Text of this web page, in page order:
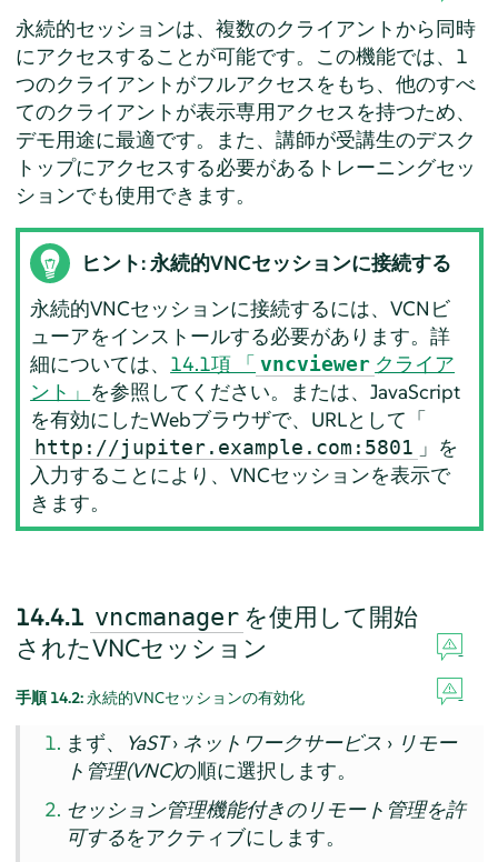
永続的セッションは、複数のクライアントから同時
にアクセスすることが可能です。この機能では、1
つのクライアントがフルアクセスをもち、他のすべ
てのクライアントが表示専用アクセスを持つため、
デモ用途に最適です。また、講師が受講生のデスク
トップにアクセスする必要があるトレーニングセッ
ションでも使用できます。
ヒント: 永続的VNCセッションに接続する
永続的VNCセッションに接続するには、VCNビ
ューアをインストールする必要があります。詳
細については、 14.1項 「 vncviewer クライア
ント」 を参照してください。または、JavaScript
を有効にしたWebブラウザで、URLとして「
http://jupiter.example.com:5801 」を
入力することにより、VNCセッションを表示で
きます。
14.4.1 vncmanager を使用して開始
されたVNCセッション
手順 14.2: 永続的VNCセッションの有効化
まず、 YaST› ネットワークサービス › リモー
ト管理(VNC)の順に選択します。
セッション管理機能付きのリモート管理を許
可するをアクティブにします。